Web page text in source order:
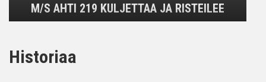
M/S AHTI 219 KULJETTAA JA RISTEILEE
Historiaa